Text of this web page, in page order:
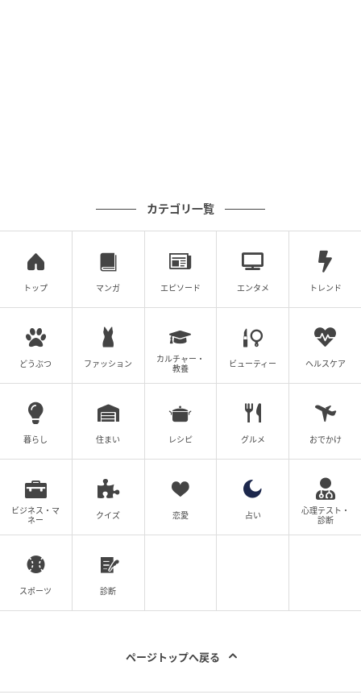
カテゴリ一覧
トップ マンガ エピソード エンタメ トレンド
どうぶつ ファッション
カルチャー・
教養
ビューティー ヘルスケア
暮らし 住まい レシピ グルメ おでかけ
ビジネス・マ
ネー
クイズ 恋愛 占い
心理テスト・
診断
スポーツ 診断
ページトップへ戻る